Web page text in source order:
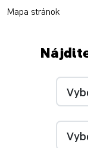
Mapa stránok